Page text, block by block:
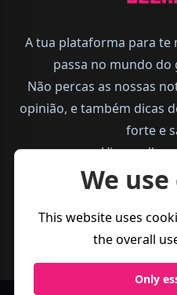
A tua plataforma para te
passa no mundo do
Não percas as nossas
opinião, e também dicas
forte e
Vive
We
This website uses
the overall
Only